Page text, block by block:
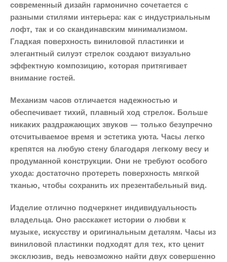
современный дизайн гармонично сочетается с
разными стилями интерьера: как с индустриальным
лофт, так и со скандинавским минимализмом.
Гладкая поверхность виниловой пластинки и
элегантный силуэт стрелок создают визуально
эффектную композицию, которая притягивает
внимание гостей.
Механизм часов отличается надежностью и
обеспечивает тихий, плавный ход стрелок. Больше
никаких раздражающих звуков — только безупречно
отсчитываемое время и эстетика уюта. Часы легко
крепятся на любую стену благодаря легкому весу и
продуманной конструкции. Они не требуют особого
ухода: достаточно протереть поверхность мягкой
тканью, чтобы сохранить их презентабельный вид.
Изделие отлично подчеркнет индивидуальность
владельца. Оно расскажет истории о любви к
музыке, искусству и оригинальным деталям. Часы из
виниловой пластинки подходят для тех, кто ценит
эксклюзив, ведь невозможно найти двух совершенно